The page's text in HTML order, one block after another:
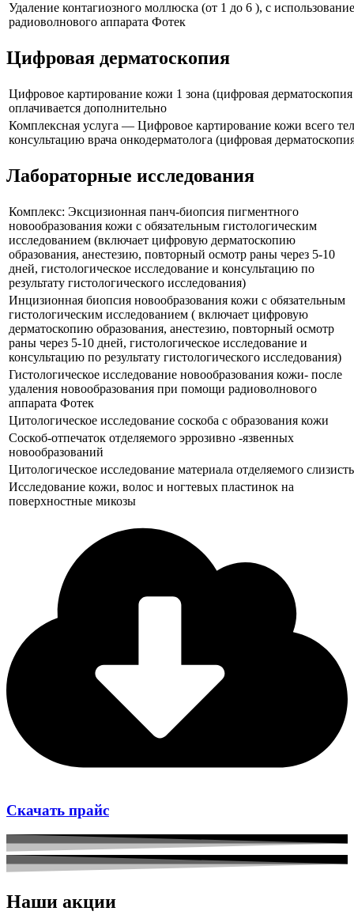
Удаление контагиозного моллюска (от 1 до 6 ), с
радиоволнового аппарата Фотек
Цифровая дерматоскопия
Цифровое картирование кожи 1 зона (цифровая
оплачивается дополнительно
Комплексная услуга — Цифровое картирование кожи всего
консультацию врача онкодерматолога (цифровая
Лабораторные исследования
Комплекс: Эксцизионная панч-биопсия пигментного
новообразования кожи с обязательным гистологическим
исследованием (включает цифровую дерматоскопию
образования, анестезию, повторный осмотр раны через 5-10
дней, гистологическое исследование и консультацию по
результату гистологического исследования)
Инцизионная биопсия новообразования кожи с обязательным
гистологическим исследованием ( включает цифровую
дерматоскопию образования, анестезию, повторный осмотр
раны через 5-10 дней, гистологическое исследование и
консультацию по результату гистологического исследования)
Гистологическое исследование новообразования кожи- после
удаления новообразования при помощи радиоволнового
аппарата Фотек
Цитологическое исследование соскоба с образования кожи
Соскоб-отпечаток отделяемого эррозивно -язвенных
новообразований
Цитологическое исследование материала отделяемого
Исследование кожи, волос и ногтевых пластинок на
поверхностные микозы
Скачать прайс
Наши акции